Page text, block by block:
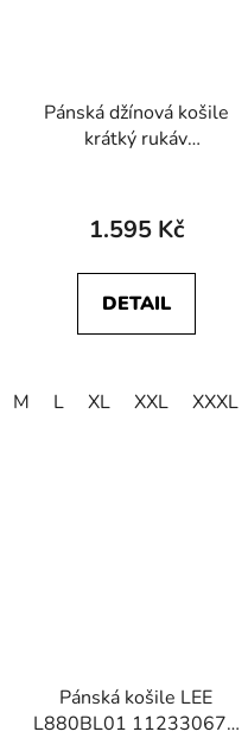
Pánská džínová košile
krátký rukáv
WESTERN SHIRT
Caroline Creek
1.595 Kč
DETAIL
M L XL XXL XXXL
Pánská košile LEE
L880BL01 112330674